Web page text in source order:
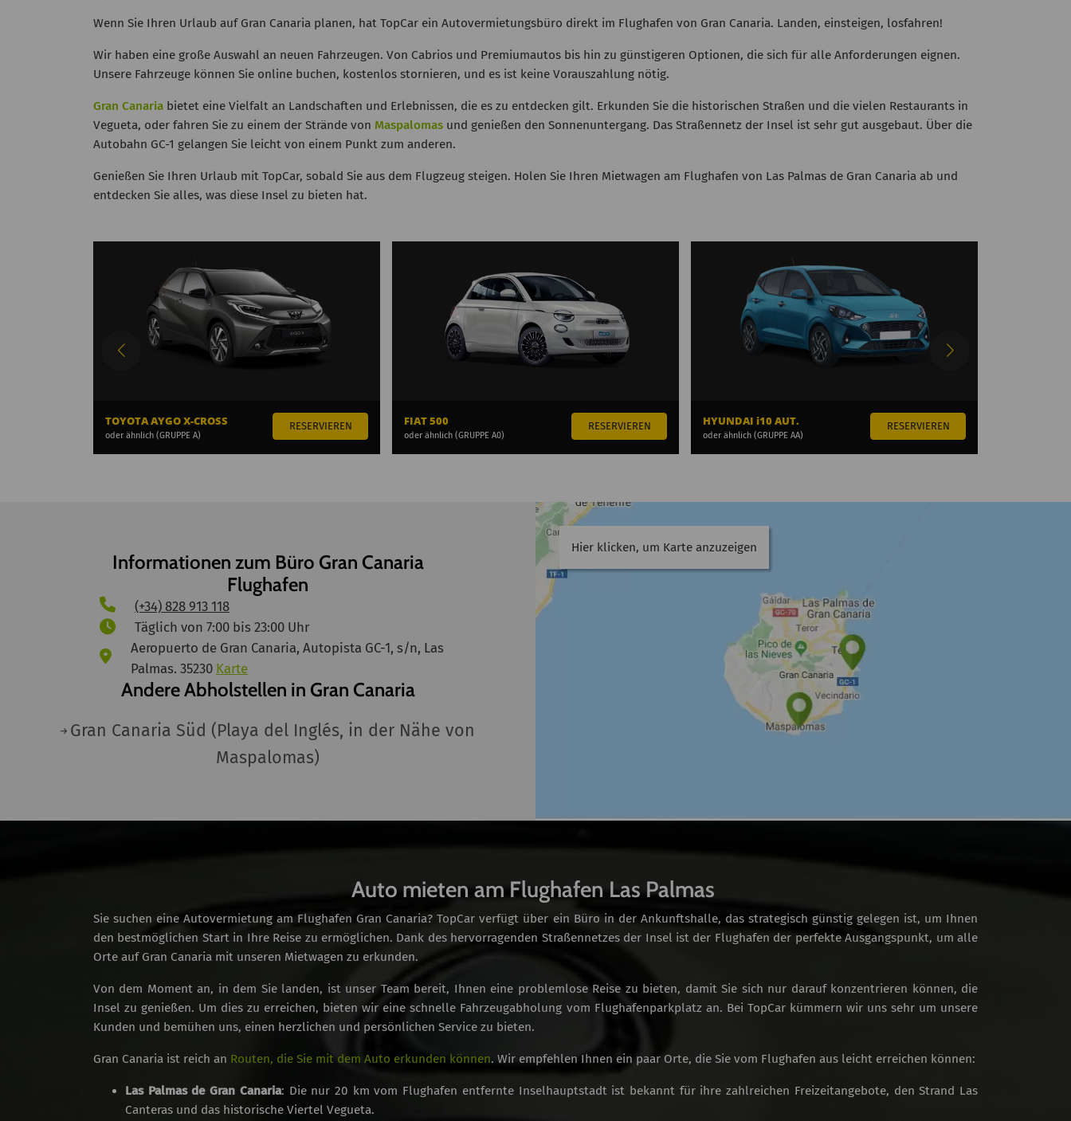
Wenn Sie Ihren Urlaub auf Gran Canaria planen, hat TopCar ein Autovermietungsbüro direkt im Flughafen von Gran Canaria. Landen, einsteigen, losfahren!
Wir haben eine große Auswahl an neuen Fahrzeugen. Von Cabrios und Premiumautos bis hin zu günstigeren Optionen, die sich für alle Anforderungen eignen.
Unsere Fahrzeuge können Sie online buchen, kostenlos stornieren, und es ist keine Vorauszahlung nötig.
Gran Canaria bietet eine Vielfalt an Landschaften und Erlebnissen, die es zu entdecken gilt. Erkunden Sie die historischen Straßen und die vielen Restaurants in
Vegueta, oder fahren Sie zu einem der Strände von Maspalomas und genießen den Sonnenuntergang. Das Straßennetz der Insel ist sehr gut ausgebaut. Über die
Autobahn GC-1 gelangen Sie leicht von einem Punkt zum anderen.
Genießen Sie Ihren Urlaub mit TopCar, sobald Sie aus dem Flugzeug steigen. Holen Sie Ihren Mietwagen am Flughafen von Las Palmas de Gran Canaria ab und
entdecken Sie alles, was diese Insel zu bieten hat.
TOYOTA AYGO X-CROSS
oder ähnlich (GRUPPE A)
FIAT 500
oder ähnlich (GRUPPE A0)
HYUNDAI i10 AUT.
oder ähnlich (GRUPPE AA)
Informationen zum Büro Gran Canaria
Flughafen
(+34) 828 913 118
Täglich von 7:00 bis 23:00 Uhr
Aeropuerto de Gran Canaria, Autopista GC-1, s/n, Las
Palmas. 35230 Karte
Andere Abholstellen in Gran Canaria
Gran Canaria Süd (Playa del Inglés, in der Nähe von
Maspalomas)
Hier klicken, um Karte anzuzeigen
Auto mieten am Flughafen Las Palmas
Sie suchen eine Autovermietung am Flughafen Gran Canaria? TopCar verfügt über ein Büro in der Ankunftshalle, das strategisch günstig gelegen ist, um Ihnen
den bestmöglichen Start in Ihre Reise zu ermöglichen. Dank des hervorragenden Straßennetzes der Insel ist der Flughafen der perfekte Ausgangspunkt, um alle
Orte auf Gran Canaria mit unseren Mietwagen zu erkunden.
Von dem Moment an, in dem Sie landen, ist unser Team bereit, Ihnen eine problemlose Reise zu bieten, damit Sie sich nur darauf konzentrieren können, die
Insel zu genießen. Um dies zu erreichen, bieten wir eine schnelle Fahrzeugabholung vom Flughafenparkplatz an. Bei TopCar kümmern wir uns sehr um unsere
Kunden und bemühen uns, einen herzlichen und persönlichen Service zu bieten.
Gran Canaria ist reich an Routen, die Sie mit dem Auto erkunden können. Wir empfehlen Ihnen ein paar Orte, die Sie vom Flughafen aus leicht erreichen können:
Las Palmas de Gran Canaria: Die nur 20 km vom Flughafen entfernte Inselhauptstadt ist bekannt für ihre zahlreichen Freizeitangebote, den Strand Las
Canteras und das historische Viertel Vegueta.